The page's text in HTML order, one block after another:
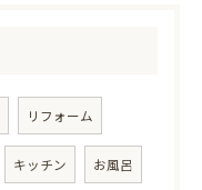
リフォーム
キッチン お風呂